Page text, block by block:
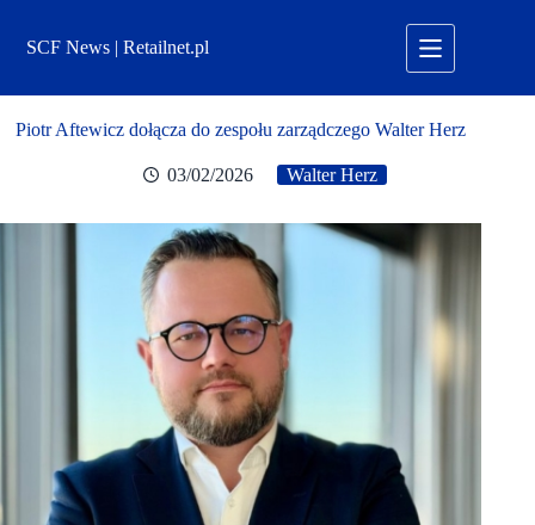
treściSCF News | Retailnet.pl
Piotr Aftewicz dołącza do zespołu zarządczego Walter Herz
03/02/2026 Walter Herz